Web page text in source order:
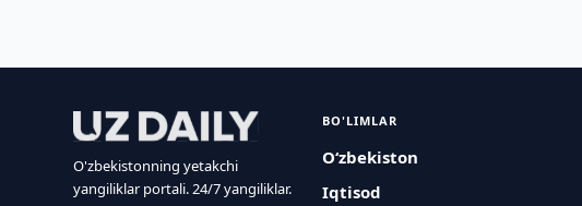
O'zbekistonning yetakchi
yangiliklar portali. 24/7 yangiliklar.
BO'LIMLAR
O‘zbekiston
Iqtisod